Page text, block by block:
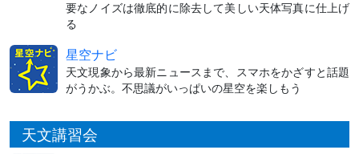
要なノイズは徹底的に除去して美しい天体写真に仕上げ
る
星空ナビ
天文現象から最新ニュースまで、スマホをかざすと話題
がうかぶ。不思議がいっぱいの星空を楽しもう
天文講習会